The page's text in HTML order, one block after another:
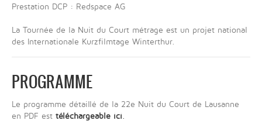
Prestation DCP : Redspace AG
La Tournée de la Nuit du Court métrage est un projet national
des Internationale Kurzfilmtage Winterthur.
PROGRAMME
Le programme détaillé de la 22e Nuit du Court de Lausanne
en PDF est téléchargeable ici